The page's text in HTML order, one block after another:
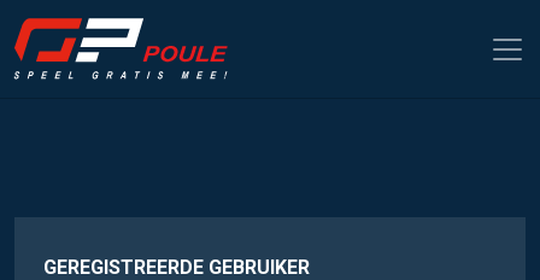
GEREGISTREERDE GEBRUIKER